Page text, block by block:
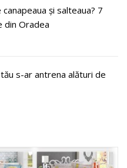
și salteaua? 7
din Oradea
s-ar antrena alături de